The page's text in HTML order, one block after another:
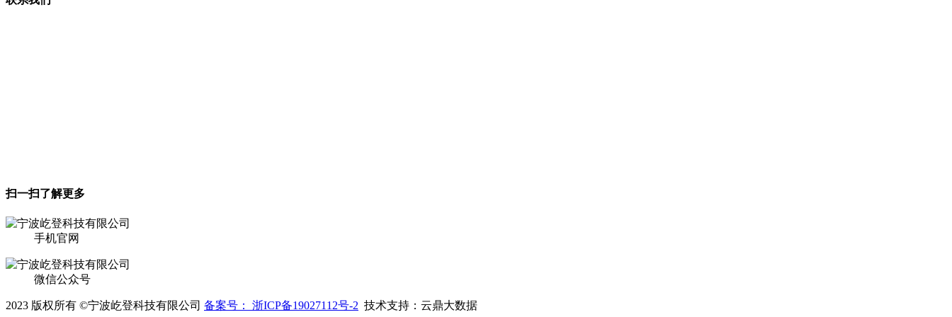
扫一扫了解更多
手机官网
微信公众号
2023 版权所有 ©宁波屹登科技有限公司 备案号： 浙ICP备19027112号-2 技术支持：云鼎大数据